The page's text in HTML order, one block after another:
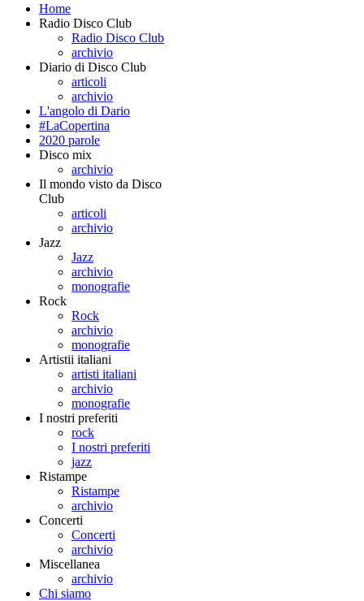
Home
Radio Disco Club
Radio Disco Club
archivio
Diario di Disco Club
articoli
archivio
L'angolo di Dario
#LaCopertina
2020 parole
Disco mix
archivio
Il mondo visto da Disco
Club
articoli
archivio
Jazz
Jazz
archivio
monografie
Rock
Rock
archivio
monografie
Artistii italiani
artisti italiani
archivio
monografie
I nostri preferiti
rock
I nostri preferiti
jazz
Ristampe
Ristampe
archivio
Concerti
Concerti
archivio
Miscellanea
archivio
Chi siamo